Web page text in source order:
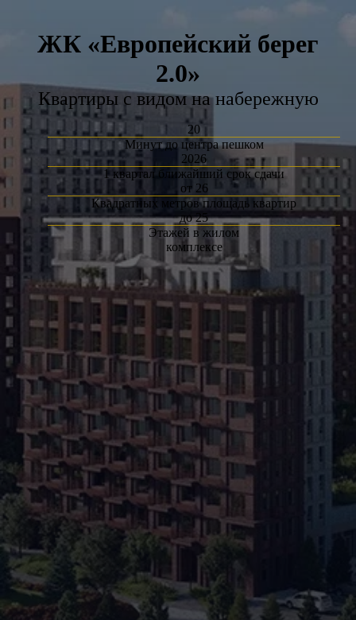
ЖК «Европейский берег
2.0»
Квартиры с видом на набережную
20
Минут до центра пешком
2026
1 квартал ближайший срок сдачи
от 26
Квадратных метров площадь квартир
до 25
Этажей в жилом
комплексе